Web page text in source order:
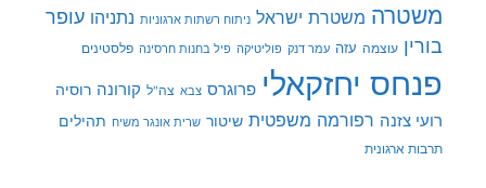
משטרה משטרת ישראל ניתוח רשתות ארגוניות נתניהו עופר
בורין עוצמה עזה עמר דנק פוליטיקה פיל בחנות חרסינה פלסטינים
פנחס יחזקאלי פרוגרס צבא צה"ל קורונה רוסיה
רועי צזנה רפורמה משפטית שיטור שרית אונגר משיח תהילים
תרבות ארגונית